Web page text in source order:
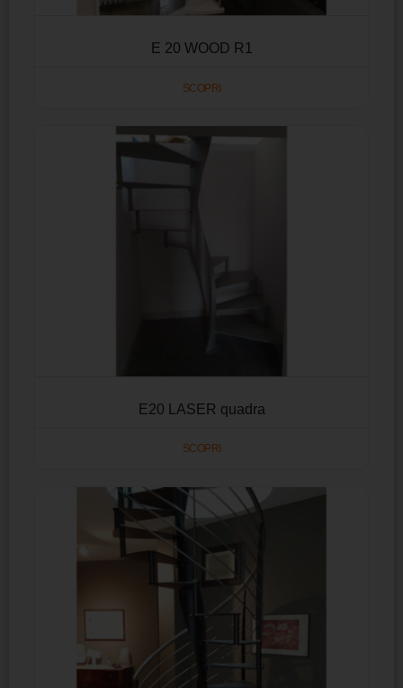
E 20 WOOD R1
SCOPRI
E20 LASER quadra
SCOPRI